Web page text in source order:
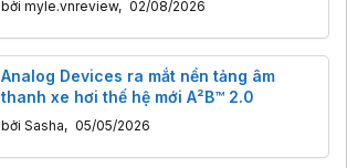
bởi myle.vnreview, 02/08/2026
Analog Devices ra mắt nền tảng âm
thanh xe hơi thế hệ mới A²B™ 2.0
bởi Sasha, 05/05/2026